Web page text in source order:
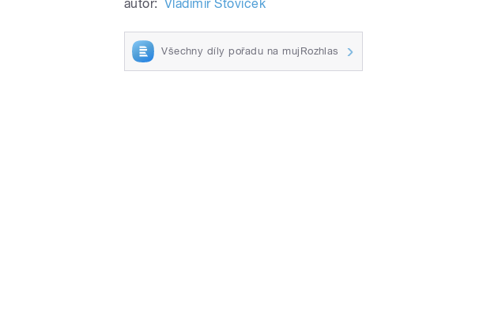
autor: Vladimír Šťovíček
Všechny díly pořadu na mujRozhlas